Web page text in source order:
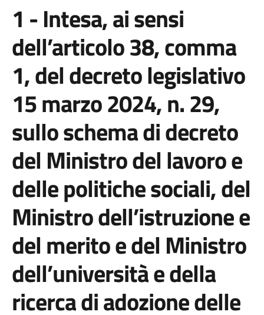
1 - Intesa, ai sensi
dell’articolo 38, comma
1, del decreto legislativo
15 marzo 2024, n. 29,
sullo schema di decreto
del Ministro del lavoro e
delle politiche sociali, del
Ministro dell’istruzione e
del merito e del Ministro
dell’università e della
ricerca di adozione delle